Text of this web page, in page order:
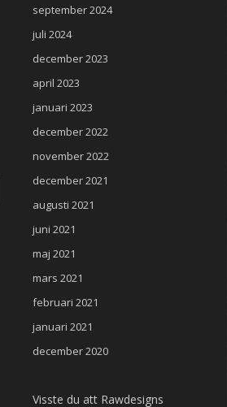
september 2024
juli 2024
december 2023
april 2023
januari 2023
december 2022
november 2022
december 2021
augusti 2021
juni 2021
maj 2021
mars 2021
februari 2021
januari 2021
december 2020
Visste du att Rawdesigns